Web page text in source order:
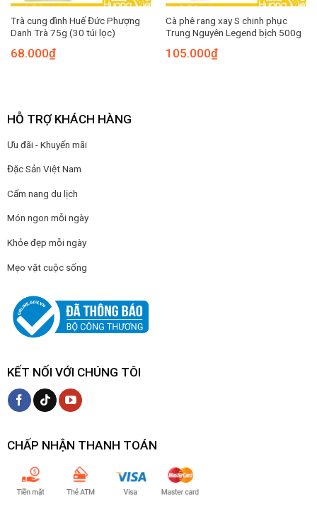
Trà cung đình Huế Đức Phượng
Danh Trà 75g (30 túi lọc)
68.000₫
Cà phê rang xay S chinh phục
Trung Nguyên Legend bịch 500g
105.000₫
HỖ TRỢ KHÁCH HÀNG
Ưu đãi - Khuyến mãi
Đặc Sản Việt Nam
Cẩm nang du lịch
Món ngon mỗi ngày
Khỏe đẹp mỗi ngày
Mẹo vặt cuộc sống
KẾT NỐI VỚI CHÚNG TÔI
CHẤP NHẬN THANH TOÁN